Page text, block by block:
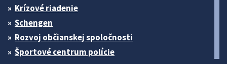
Krízové riadenie
Schengen
Rozvoj občianskej spoločnosti
Športové centrum polície